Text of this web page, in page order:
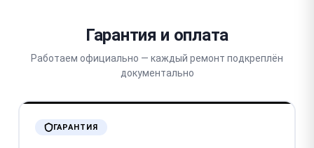
Гарантия и оплата
Работаем официально — каждый ремонт подкреплён
документально
ГАРАНТИЯ